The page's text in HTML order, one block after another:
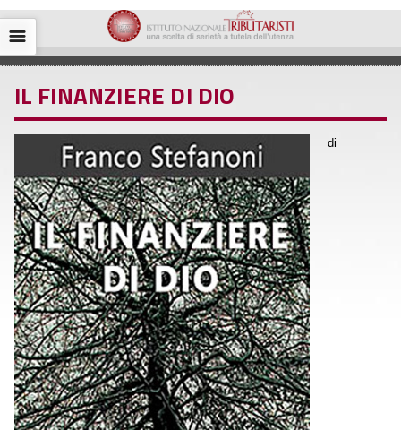
☰
IL FINANZIERE DI DIO
di